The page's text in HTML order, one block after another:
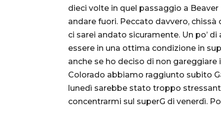
dieci volte in quel passaggio a
andare fuori. Peccato davvero,
ci sarei andato sicuramente. Un po’
essere in una ottima condizione in
anche se ho deciso di non gareggiare
Colorado abbiamo raggiunto subito
lunedì sarebbe stato troppo
concentrarmi sul superG di venerdì.